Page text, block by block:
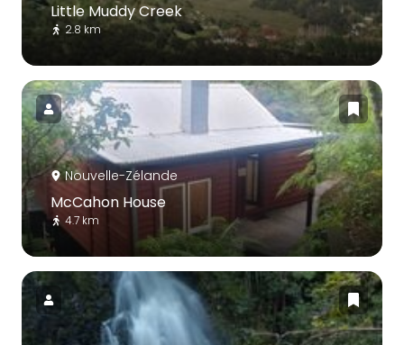
Little Muddy Creek
2.8 km
Nouvelle-Zélande
McCahon House
4.7 km